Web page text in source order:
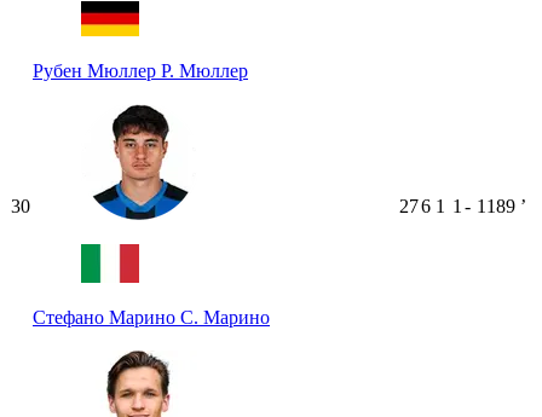
Рубен Мюллер Р. Мюллер
30
Стефано Марино С. Марино
276 1 1 - 1189 ʼ